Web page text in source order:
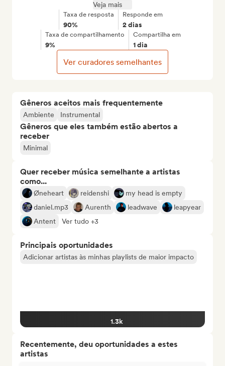
Gêneros aceitos mais frequentemente
Ambiente Instrumental
Gêneros que eles também estão abertos a
receber
Minimal
Quer receber música semelhante a artistas
como...
Øneheart reidenshi
my head is empty
daniel.mp3
Aurenth leadwave
leapyear
Antent
Ver tudo +3
Principais oportunidades
Adicionar artistas às minhas playlists de maior impacto
1.3k
Recentemente, deu oportunidades a estes
artistas
Veja mais
Taxa de resposta
90%
Responde em
2 dias
Taxa de compartilhamento
9%
Compartilha em
1 dia
Ver curadores semelhantes